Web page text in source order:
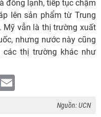
đông lạnh, tiếp tục chậm
lên sản phẩm từ Trung
Mỹ vẫn là thị trường xuất
nhưng nước này cũng
thị trường khác như
Nguồn: UCN